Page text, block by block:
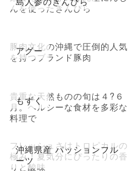
んを使ったきんぴら
アグー
豚肉文化の沖縄で圧倒的人気
を持つブランド豚肉
もずく
貴重な天然ものの旬は４?６
月。ヘルシーな食材を多彩な
料理で
沖縄県産 パッションフル
ーツ
フレッシュさはトロピカルの
極み！夏気分にぴったりの香
りと酸味